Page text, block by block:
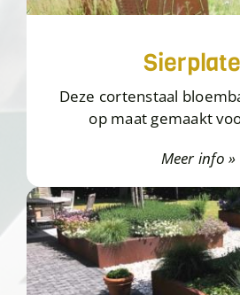
Deze cortenstaal
op maat gemaakt
Meer info »